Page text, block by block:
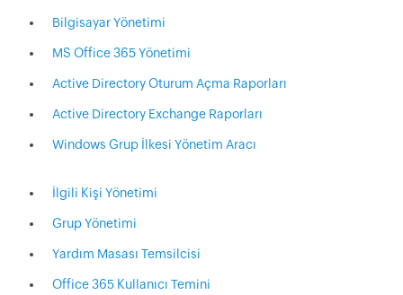
Bilgisayar Yönetimi
MS Office 365 Yönetimi
Active Directory Oturum Açma Raporları
Active Directory Exchange Raporları
Windows Grup İlkesi Yönetim Aracı
İlgili Kişi Yönetimi
Grup Yönetimi
Yardım Masası Temsilcisi
Office 365 Kullanıcı Temini